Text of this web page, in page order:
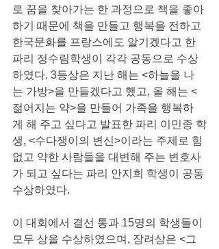
로 꿈을 찾아가는 한 과정으로 책을 좋아
하기 때문에 책을 만들고 행복을 전하고
한국문화를 프랑스에도 알기겠다고 한
파리 정수림학생이 각각 공동으로 수상
하였다. 3등상은 지난 해는 <하늘을 나
는 가방>을 만들겠다고 했고, 올 해는 <
젊어지는 약>을 만들어 가족을 행복하
게 해 주고 싶다고 발표한 파리 이민종 학
생, <수다쟁이의 변신>이라는 주제로 힘
없고 약한 사람들을 대변해 주는 변호사
가 되고 싶다는 파리 안지희 학생이 공동
수상하였다.
이 대회에서 결선 통과 15명의 학생들이
모두 상을 수상하였으며, 장려상은 <그